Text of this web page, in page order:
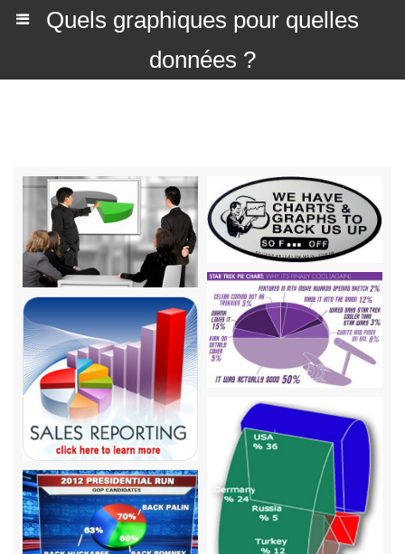
Quels graphiques pour quelles
données ?